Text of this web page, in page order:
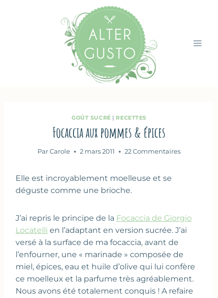
GOÛT SUCRÉ | RECETTES
Focaccia aux pommes & épices
Par Carole 2 mars 2011 22 Commentaires
Elle est incroyablement moelleuse et se
déguste comme une brioche.
J’ai repris le principe de la Focaccia de Giorgio
Locatelli en l’adaptant en version sucrée. J’ai
versé à la surface de ma focaccia, avant de
l’enfourner, une « marinade » composée de
miel, épices, eau et huile d’olive qui lui confère
ce moelleux et la parfume très agréablement.
Nous avons été totalement conquis ! A refaire